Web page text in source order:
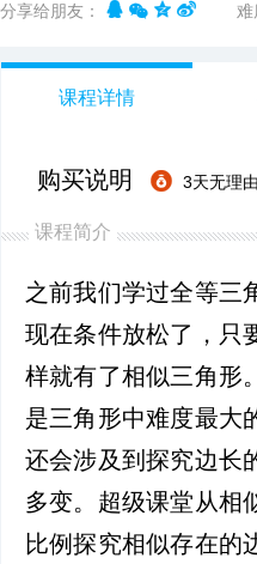
分享给朋友： 难
课程详情
购买说明 3天无理
课程简介
之前我们学过全等三
现在条件放松了，只
样就有了相似三角形
是三角形中难度最大
还会涉及到探究边长
多变。超级课堂从相
比例探究相似存在的